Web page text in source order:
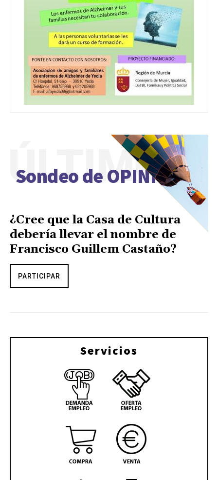
Sondeo de OPINIÓN
ÚLTIMO
¿Cree que la Casa de Cultura
debería llevar el nombre de
Francisco Guillem Castaño?
PARTICIPAR
Servicios